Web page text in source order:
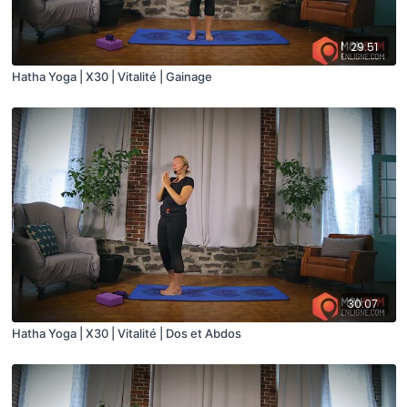
29:51
Hatha Yoga | X30 | Vitalité | Gainage
30:07
Hatha Yoga | X30 | Vitalité | Dos et Abdos